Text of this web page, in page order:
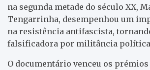
na segunda metade do século XX,
Tengarrinha, desempenhou um
na resistência antifascista,
falsificadora por militância
O documentário venceu os prémios